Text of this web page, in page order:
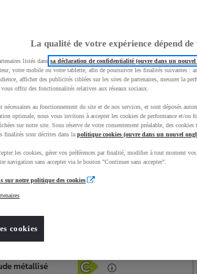
Services Concession
Occasions
métallisé
La qualité de votre expérience dépend de
listés dans sa déclaration de confidentialité (ouvre dans un nouvel
votre mobile ou votre tablette, afin de poursuivre les finalités suivantes :
afficher des publicités ciblées sur les sites de partenaires, mesurer la
offrir des fonctionnalités relatives aux réseaux sociaux.
nécessaires au fonctionnement du site et de nos services, et sont déposés
optimale, nous vous invitons à accepter les cookies de performance et/ou
sur notre site. Sous réserve de votre consentement préalable, des
finalités sont décrites dans la politique cookies (ouvre dans un nouvel
les cookies, gérer vos préférences par finalité, modifier à tout moment
navigation sans accepter via le bouton "Continuer sans accepter".
sur notre politique des cookies
cookies